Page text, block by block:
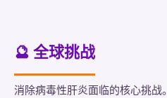
🔮 全球挑战
消除病毒性肝炎面临的核心挑战。